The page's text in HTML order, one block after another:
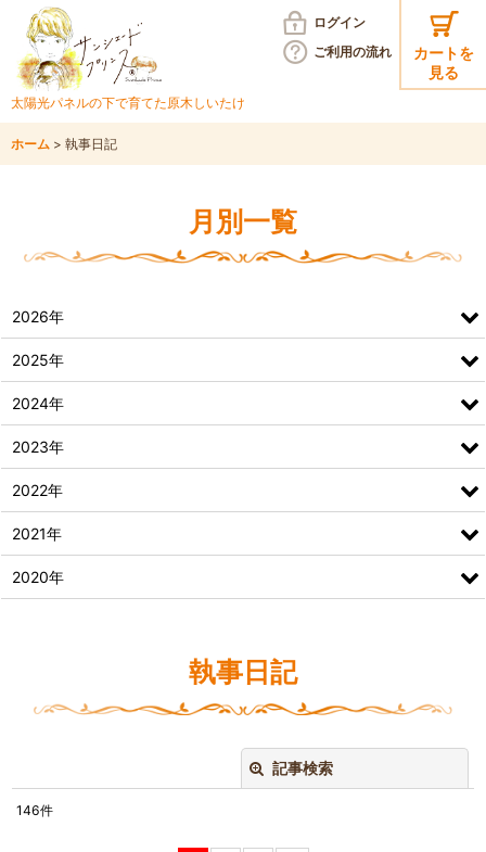
太陽光パネルの下で育てた原木しいたけ
カートを
見る
ログイン
ご利用の流れ
ホーム > 執事日記
執事日記
記事検索
146件
月別一覧
2026年
2025年
2024年
2023年
2022年
2021年
2020年